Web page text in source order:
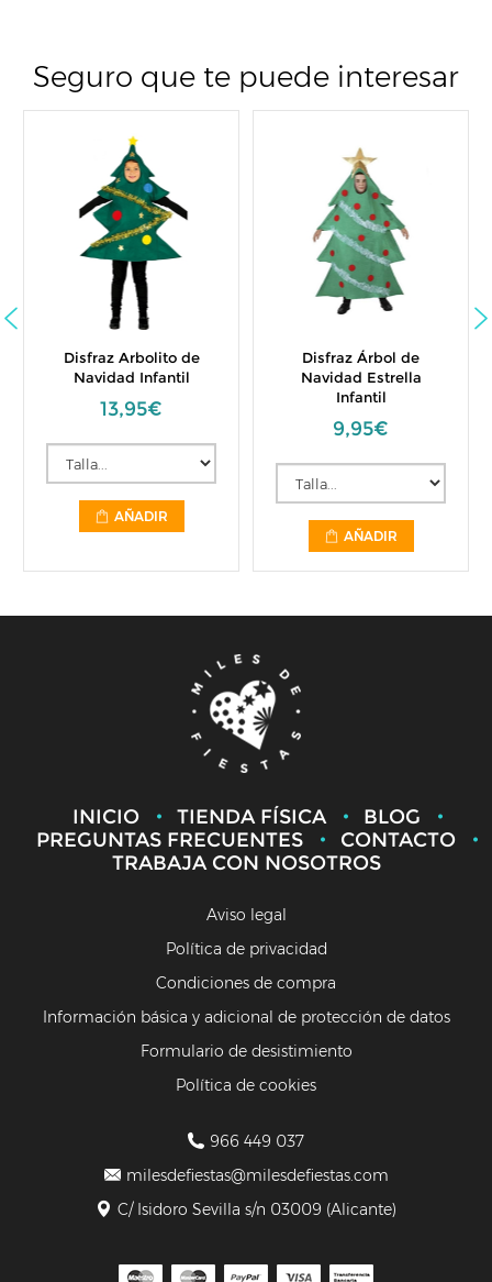
Seguro que te puede interesar
Disfraz Arbolito de
Navidad Infantil
13,95€
AÑADIR
Disfraz Árbol de
Navidad Estrella
Infantil
9,95€
AÑADIR
INICIO TIENDA FÍSICA
BLOG
PREGUNTAS FRECUENTES
CONTACTO
TRABAJA CON NOSOTROS
Aviso legal
Política de privacidad
Condiciones de compra
Información básica y adicional de protección de datos
Formulario de desistimiento
Política de cookies
966 449 037
milesdefiestas@milesdefiestas.com
C/ Isidoro Sevilla s/n 03009 (Alicante)